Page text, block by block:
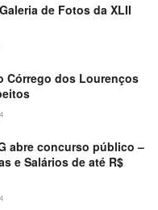
de Fotos da XLII
Córrego dos Lourenços
abre concurso público –
e Salários de até R$